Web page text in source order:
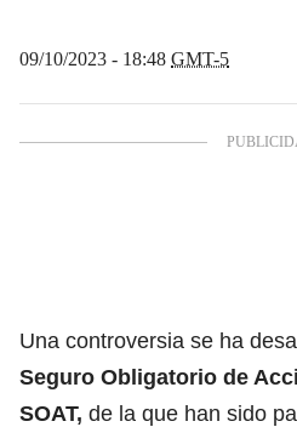
09/10/2023 - 18:48 GMT-5
Una controversia se ha
Seguro Obligatorio de
SOAT, de la que han sido